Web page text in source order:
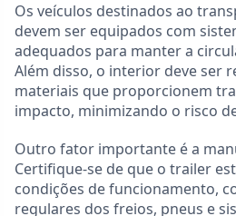
Os veículos destinados ao
devem ser equipados com
adequados para manter a
Além disso, o interior deve ser
materiais que proporcionem
impacto, minimizando o risco
Outro fator importante é a
Certifique-se de que o trailer
condições de funcionamento,
regulares dos freios, pneus e